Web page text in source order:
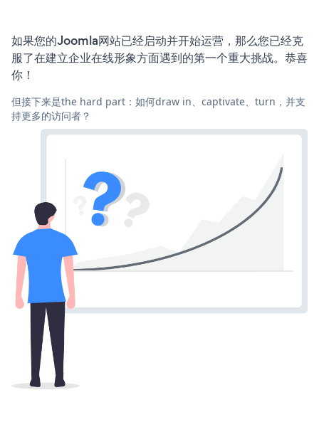
如果您的Joomla网站已经启动并开始运营，那么您已经克
服了在建立企业在线形象方面遇到的第一个重大挑战。恭喜
你！
但接下来是the hard part：如何draw in、captivate、turn，并支
持更多的访问者？